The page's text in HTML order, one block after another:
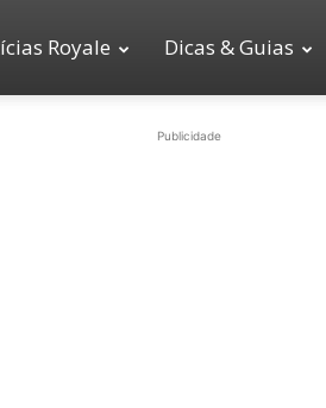
Royale Dicas & Guias
Publicidade